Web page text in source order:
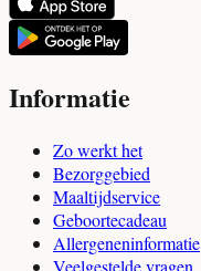
Informatie
Zo werkt het
Bezorggebied
Maaltijdservice
Geboortecadeau
Allergeneninformatie
Veelgestelde vragen